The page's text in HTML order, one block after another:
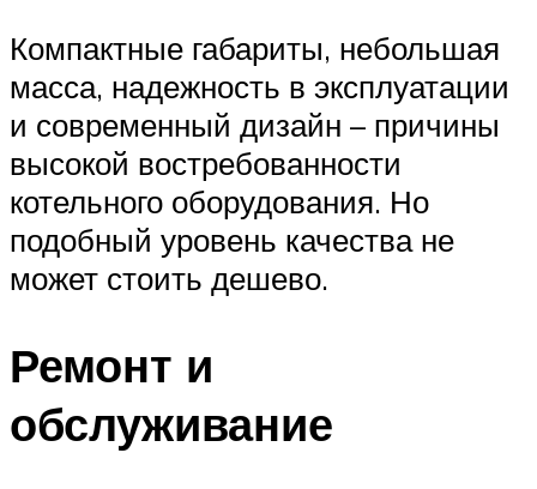
Компактные габариты, небольшая
масса, надежность в эксплуатации
и современный дизайн – причины
высокой востребованности
котельного оборудования. Но
подобный уровень качества не
может стоить дешево.
Ремонт и
обслуживание